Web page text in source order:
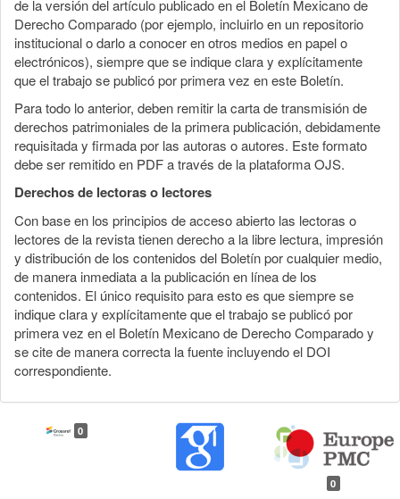
de la versión del artículo publicado en el Boletín Mexicano de
Derecho Comparado (por ejemplo, incluirlo en un repositorio
institucional o darlo a conocer en otros medios en papel o
electrónicos), siempre que se indique clara y explícitamente
que el trabajo se publicó por primera vez en este Boletín.
Para todo lo anterior, deben remitir la carta de transmisión de
derechos patrimoniales de la primera publicación, debidamente
requisitada y firmada por las autoras o autores. Este formato
debe ser remitido en PDF a través de la plataforma OJS.
Derechos de lectoras o lectores
Con base en los principios de acceso abierto las lectoras o
lectores de la revista tienen derecho a la libre lectura, impresión
y distribución de los contenidos del Boletín por cualquier medio,
de manera inmediata a la publicación en línea de los
contenidos. El único requisito para esto es que siempre se
indique clara y explícitamente que el trabajo se publicó por
primera vez en el Boletín Mexicano de Derecho Comparado y
se cite de manera correcta la fuente incluyendo el DOI
correspondiente.
0
0